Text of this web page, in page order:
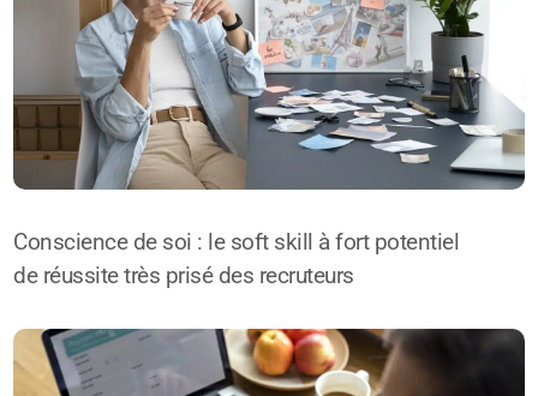
Conscience de soi : le soft skill à fort potentiel
de réussite très prisé des recruteurs